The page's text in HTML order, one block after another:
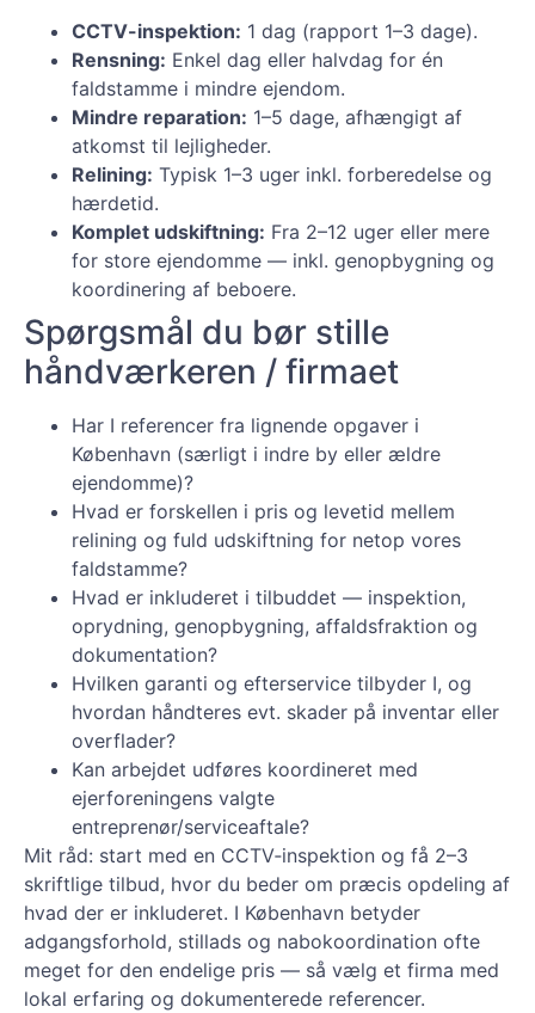
CCTV-inspektion: 1 dag (rapport 1–3 dage).
Rensning: Enkel dag eller halvdag for én
faldstamme i mindre ejendom.
Mindre reparation: 1–5 dage, afhængigt af
atkomst til lejligheder.
Relining: Typisk 1–3 uger inkl. forberedelse og
hærdetid.
Komplet udskiftning: Fra 2–12 uger eller mere
for store ejendomme — inkl. genopbygning og
koordinering af beboere.
Spørgsmål du bør stille
håndværkeren / firmaet
Har I referencer fra lignende opgaver i
København (særligt i indre by eller ældre
ejendomme)?
Hvad er forskellen i pris og levetid mellem
relining og fuld udskiftning for netop vores
faldstamme?
Hvad er inkluderet i tilbuddet — inspektion,
oprydning, genopbygning, affaldsfraktion og
dokumentation?
Hvilken garanti og efterservice tilbyder I, og
hvordan håndteres evt. skader på inventar eller
overflader?
Kan arbejdet udføres koordineret med
ejerforeningens valgte
entreprenør/serviceaftale?
Mit råd: start med en CCTV‑inspektion og få 2–3
skriftlige tilbud, hvor du beder om præcis opdeling af
hvad der er inkluderet. I København betyder
adgangsforhold, stillads og nabokoordination ofte
meget for den endelige pris — så vælg et firma med
lokal erfaring og dokumenterede referencer.